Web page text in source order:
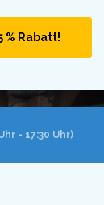
% Rabatt!
- 17:30 Uhr)